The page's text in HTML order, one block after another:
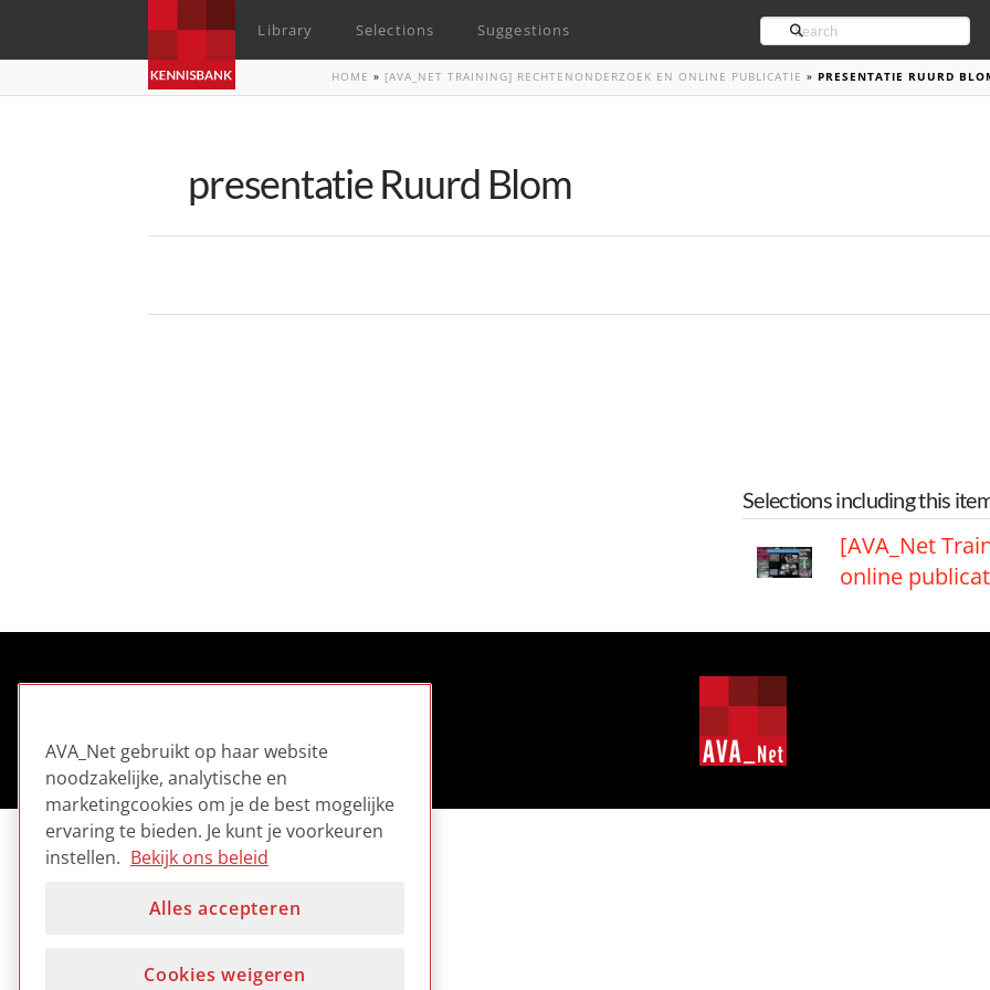
Library Selections Suggestions Search
HOME » [AVA_NET TRAINING] RECHTENONDERZOEK EN ONLINE PUBLICATIE »PRESENTATIE RUURD
presentatie Ruurd Blom
Selections including this
[AVA_Net
online
AVA_Net gebruikt op haar website
noodzakelijke, analytische en
marketingcookies om je de best mogelijke
ervaring te bieden. Je kunt je voorkeuren
instellen. Bekijk ons beleid
Alles accepteren
Cookies weigeren